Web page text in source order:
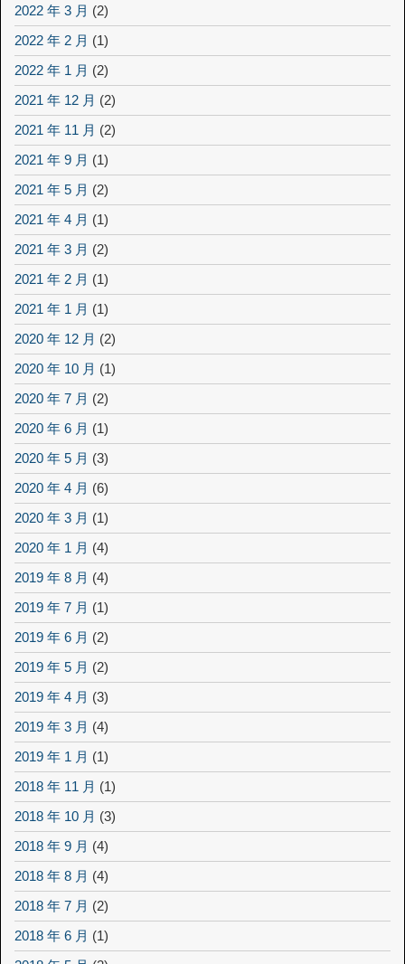
2022 年 3 月 (2)
2022 年 2 月 (1)
2022 年 1 月 (2)
2021 年 12 月 (2)
2021 年 11 月 (2)
2021 年 9 月 (1)
2021 年 5 月 (2)
2021 年 4 月 (1)
2021 年 3 月 (2)
2021 年 2 月 (1)
2021 年 1 月 (1)
2020 年 12 月 (2)
2020 年 10 月 (1)
2020 年 7 月 (2)
2020 年 6 月 (1)
2020 年 5 月 (3)
2020 年 4 月 (6)
2020 年 3 月 (1)
2020 年 1 月 (4)
2019 年 8 月 (4)
2019 年 7 月 (1)
2019 年 6 月 (2)
2019 年 5 月 (2)
2019 年 4 月 (3)
2019 年 3 月 (4)
2019 年 1 月 (1)
2018 年 11 月 (1)
2018 年 10 月 (3)
2018 年 9 月 (4)
2018 年 8 月 (4)
2018 年 7 月 (2)
2018 年 6 月 (1)